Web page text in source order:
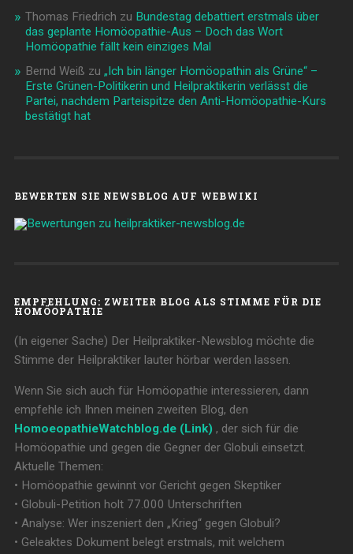
Thomas Friedrich zu Bundestag debattiert erstmals über
das geplante Homöopathie-Aus – Doch das Wort
Homöopathie fällt kein einziges Mal
Bernd Weiß zu „Ich bin länger Homöopathin als Grüne“ –
Erste Grünen-Politikerin und Heilpraktikerin verlässt die
Partei, nachdem Parteispitze den Anti-Homöopathie-Kurs
bestätigt hat
BEWERTEN SIE NEWSBLOG AUF WEBWIKI
EMPFEHLUNG: ZWEITER BLOG ALS STIMME FÜR DIE
HOMÖOPATHIE
(In eigener Sache) Der Heilpraktiker-Newsblog möchte die
Stimme der Heilpraktiker lauter hörbar werden lassen.
Wenn Sie sich auch für Homöopathie interessieren, dann
empfehle ich Ihnen meinen zweiten Blog, den
HomoeopathieWatchblog.de (Link) , der sich für die
Homöopathie und gegen die Gegner der Globuli einsetzt.
Aktuelle Themen:
• Homöopathie gewinnt vor Gericht gegen Skeptiker
• Globuli-Petition holt 77.000 Unterschriften
• Analyse: Wer inszeniert den „Krieg“ gegen Globuli?
• Geleaktes Dokument belegt erstmals, mit welchem